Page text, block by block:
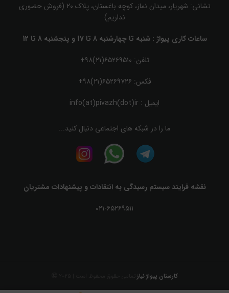
نشانی: شهریار، میدان نماز، کوچه باغستان، پلاک ۲۰ (فروش حضوری
نداریم)
ساعات کاری پیواژ : شنبه تا چهارشنبه 8 تا 17 و پنجشنبه 8 تا 12
تلفن: ۶۵۲۶۹۵۱۰(۲۱)۹۸+
فکس: ۶۵۲۶۹۷۲۶(۲۱)۹۸+
ایمیل : info(at)pivazh(dot)ir
ما را در شبکه های اجتماعی دنبال کنید...
نقشه فرایند سیستم رسیدگی به انتقادات و پیشنهادات مشتریان
۰۲۱-۶۵۲۶۹۵۱۱
کارستان پیواژ نیاز